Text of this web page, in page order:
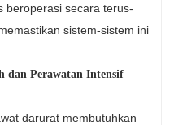
beroperasi secara terus-
sistem-sistem ini
dan Perawatan Intensif
darurat membutuhkan